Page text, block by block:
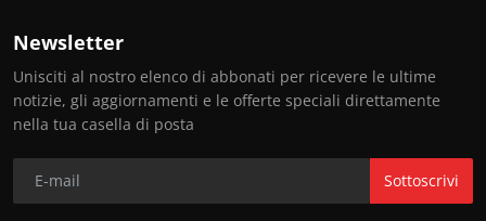
Newsletter
Unisciti al nostro elenco di abbonati per ricevere le ultime
notizie, gli aggiornamenti e le offerte speciali direttamente
nella tua casella di posta
Sottoscrivi